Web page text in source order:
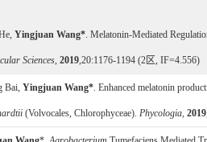
, Yingjuan Wang*. Melatonin-Mediated
Sciences, 2019,20:1176-1194 (2 区, IF=4.556)
Bai, Yingjuan Wang*. Enhanced melatonin
(Volvocales, Chlorophyceae). Phycologia, 2019